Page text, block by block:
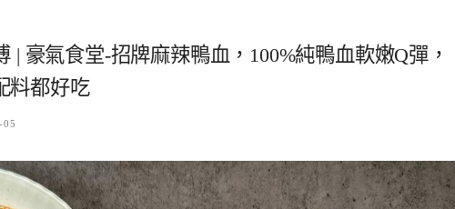
| 豪氣食堂-招牌麻辣鴨血，100%純鴨血軟嫩Q彈，
料都好吃
05